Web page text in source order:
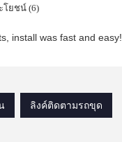
โยชน์ (6)
install was fast and easy!
ลิงค์ติดตามรถขุด